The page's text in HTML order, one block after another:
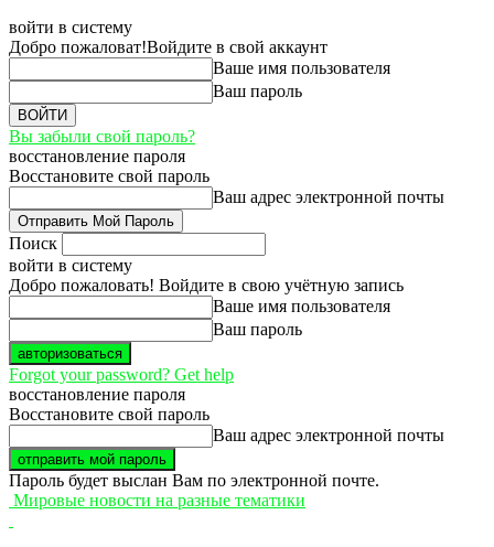
войти в систему
Добро пожаловат!Войдите в свой аккаунт
Ваше имя пользователя
Ваш пароль
Вы забыли свой пароль?
восстановление пароля
Восстановите свой пароль
Ваш адрес электронной почты
Поиск
войти в систему
Добро пожаловать! Войдите в свою учётную запись
Ваше имя пользователя
Ваш пароль
Forgot your password? Get help
восстановление пароля
Восстановите свой пароль
Ваш адрес электронной почты
Пароль будет выслан Вам по электронной почте.
Мировые новости на разные тематики